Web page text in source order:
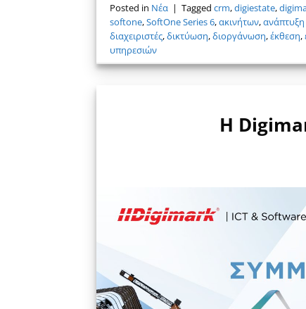
Posted in Νέα | Taggedcrm,digiestate,
softone,SoftOne Series 6,ακινήτων,
διαχειριστές,δικτύωση,διοργάνωση,έκθεση,
υπηρεσιών
Η